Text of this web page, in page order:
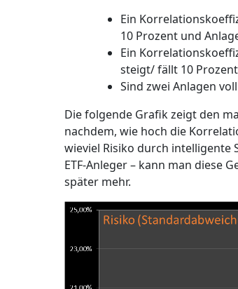
Ein
10 Prozent und
Ein
steigt/ fällt 10
Sind zwei Anlagen
Die folgende Grafik zeigt den
nachdem, wie hoch die
wieviel Risiko durch intelligente
ETF-Anleger – kann man diese
später mehr.